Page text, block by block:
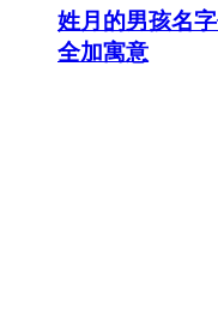
姓月的男孩名
全加寓意